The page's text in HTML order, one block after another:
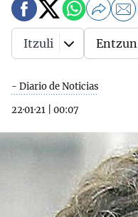
- Diario de Noticias
22·01·21
00:07
Itzuli Entzun